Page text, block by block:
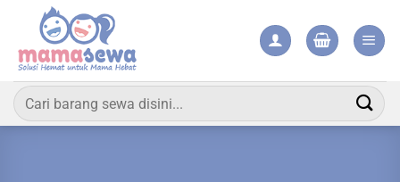
content
Pencarian
untuk: